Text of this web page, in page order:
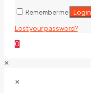
Remember me Login
Lost your password?
0
✕
✕